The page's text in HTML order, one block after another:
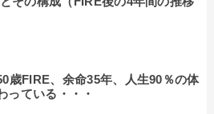
歳FIRE、余命35年、人生90％の体
っている・・・